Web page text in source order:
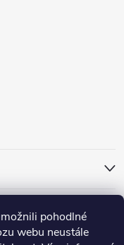
pohodlné
webu neustále